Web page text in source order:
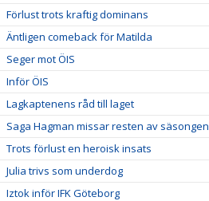
Förlust trots kraftig dominans
Äntligen comeback för Matilda
Seger mot ÖIS
Inför ÖIS
Lagkaptenens råd till laget
Saga Hagman missar resten av säsongen
Trots förlust en heroisk insats
Julia trivs som underdog
Iztok inför IFK Göteborg